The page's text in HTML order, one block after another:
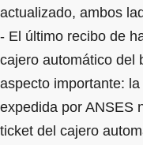
actualizado, ambos
- El último recibo de
cajero automático del
aspecto importante:
expedida por ANSES
ticket del cajero